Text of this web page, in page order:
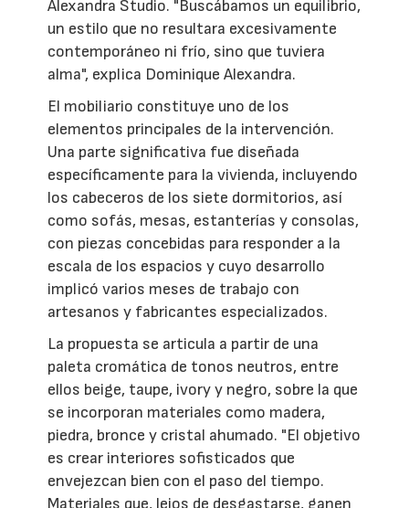
Alexandra Studio. "Buscábamos un equilibrio,
un estilo que no resultara excesivamente
contemporáneo ni frío, sino que tuviera
alma", explica Dominique Alexandra.
El mobiliario constituye uno de los
elementos principales de la intervención.
Una parte significativa fue diseñada
específicamente para la vivienda, incluyendo
los cabeceros de los siete dormitorios, así
como sofás, mesas, estanterías y consolas,
con piezas concebidas para responder a la
escala de los espacios y cuyo desarrollo
implicó varios meses de trabajo con
artesanos y fabricantes especializados.
La propuesta se articula a partir de una
paleta cromática de tonos neutros, entre
ellos beige, taupe, ivory y negro, sobre la que
se incorporan materiales como madera,
piedra, bronce y cristal ahumado. "El objetivo
es crear interiores sofisticados que
envejezcan bien con el paso del tiempo.
Materiales que, lejos de desgastarse, ganen